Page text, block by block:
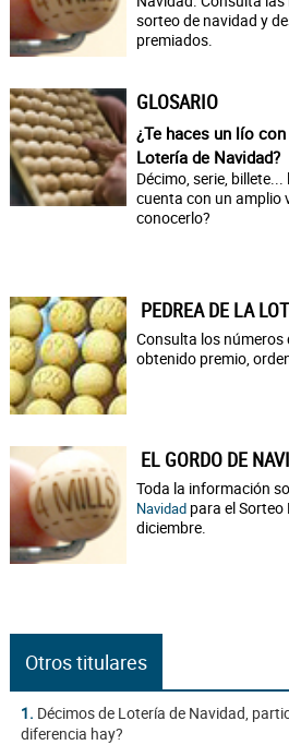
sorteo de navidad y
premiados.
GLOSARIO
¿Te haces un lío
Lotería de Navidad?
Décimo, serie,
cuenta con un amplio
conocerlo?
PEDREA DE LA
Consulta los números
obtenido premio,
EL GORDO DE
Toda la información
Navidad para el
diciembre.
Otros titulares
1. Décimos de Lotería de Navidad,
diferencia hay?